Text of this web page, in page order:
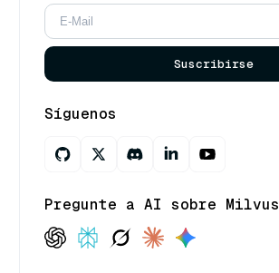
Suscribirse
Síguenos
Pregunte a AI sobre Milvus